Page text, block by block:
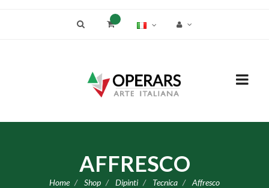
AFFRESCO
Home Shop Dipinti Tecnica Affresco